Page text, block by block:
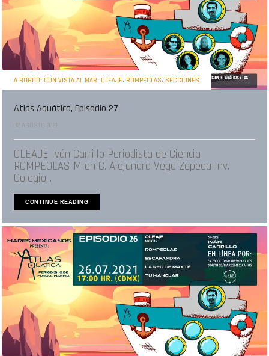
A BORDO, CON VISTA AL MAR, OLEAJE, ROMPEOLAS, SECCIONES
Atlas Aquática, Episodio 27
02 AGOSTO 2021
OLEAJE Iván Carrillo Periodista de Ciencia
ROMPEOLAS M en C. Alejandro Vega Zepeda Inv.
Colegio...
CONTINUE READING